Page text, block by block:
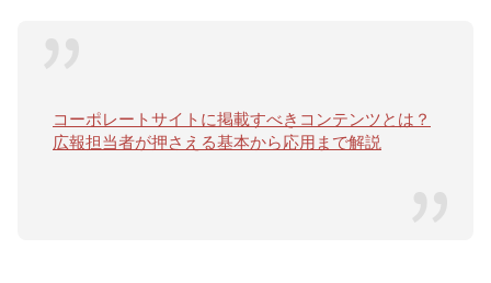
コーポレートサイトに掲載すべきコンテンツとは？
広報担当者が押さえる基本から応用まで解説